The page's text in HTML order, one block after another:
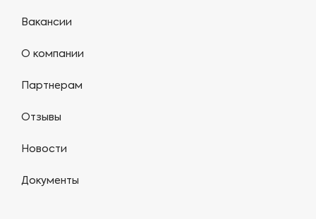
Вакансии
О компании
Партнерам
Отзывы
Новости
Документы